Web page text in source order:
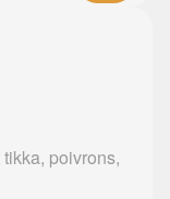
poivrons,